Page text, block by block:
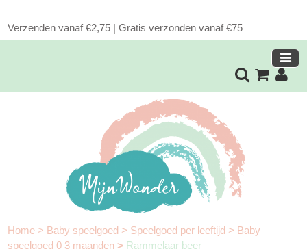
Verzenden vanaf €2,75 | Gratis verzonden vanaf €75
Home > Baby speelgoed > Speelgoed per leeftijd > Baby
speelgoed 0 3 maanden> Rammelaar beer